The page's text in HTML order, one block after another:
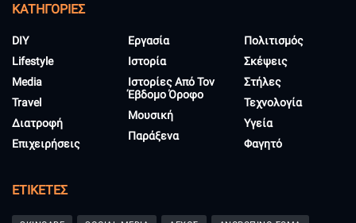
KΑΤΗΓΟΡΊΕΣ
DIY
Lifestyle
Media
Travel
Διατροφή
Επιχειρήσεις
Εργασία
Ιστορία
Ιστορίες Από Τον
Έβδομο Όροφο
Μουσική
Παράξενα
Πολιτισμός
Σκέψεις
Στήλες
Τεχνολογία
Υγεία
Φαγητό
ΕΤΙΚΈΤΕΣ